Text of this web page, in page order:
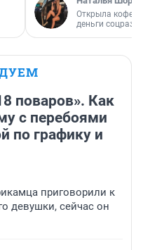
Открыла
деньги
поваров». Как
с перебоями
по графику и
приговорили к
девушки, сейчас он